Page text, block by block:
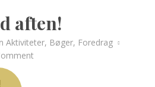
aften!
Aktiviteter, Bøger, Foredrag